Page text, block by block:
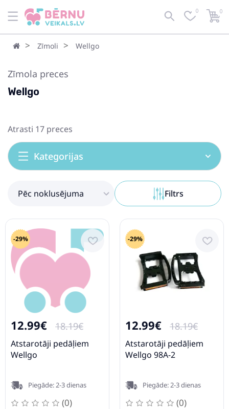
Pēc noklusējuma Filtrs 0 0
Zīmoli Wellgo
Zīmola preces
Wellgo
Atrasti 17 preces
Kategorijas
Pēc noklusējuma Filtrs
-29%
12.99€ 18.19€
Atstarotāji pedāļiem
Wellgo
Piegāde: 2-3 dienas
(0)
-29%
12.99€ 18.19€
Atstarotāji pedāļiem
Wellgo 98A-2
Piegāde: 2-3 dienas
(0)